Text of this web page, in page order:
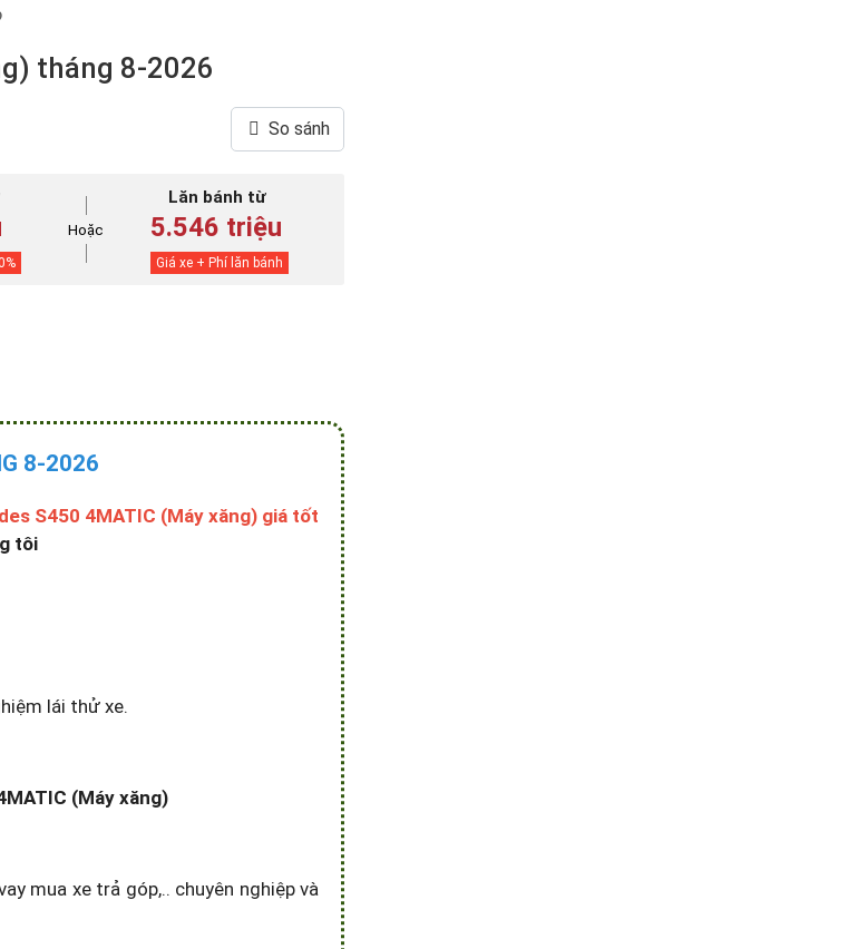
tháng 8-2026
So sánh
%
Hoặc
Lăn bánh từ
5.546 triệu
Giá xe + Phí lăn bánh
8-2026
S450 4MATIC (Máy xăng) giá tốt
tôi
lái thử xe.
(Máy xăng)
mua xe trả góp,.. chuyên nghiệp và